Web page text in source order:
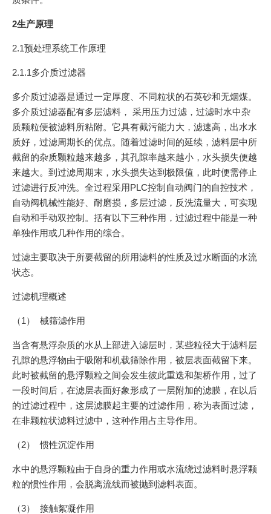
2生产原理
2.1预处理系统工作原理
2.1.1多介质过滤器
多介质过滤器是通过一定厚度、不同粒状的石英砂和无烟煤。
多介质过滤器配有多层滤料， 采用压力过滤，过滤时水中杂
质颗粒便被滤料所粘附。它具有截污能力大，滤速高，出水水
质好，过滤周期长的优点。随着过滤时间的延续，滤料层中所
截留的杂质颗粒越来越多，其孔隙率越来越小，水头损失便越
来越大。到过滤周期末，水头损失达到极限值，此时便需停止
过滤进行反冲洗。全过程采用PLC控制自动阀门的自控技术，
自动阀机械性能好、耐磨损，多层过滤，反洗流量大，可实现
自动和手动双控制。括有以下三种作用，过滤过程中能是一种
单独作用或几种作用的综合。
过滤主要取决于所要截留的所用滤料的性质及过水断面的水流
状态。
过滤机理概述
（1） 械筛滤作用
当含有悬浮杂质的水从上部进入滤层时，某些粒径大于滤料层
孔隙的悬浮物由于吸附和机载筛除作用，被层表面截留下来。
此时被截留的悬浮颗粒之间会发生彼此重迭和架桥作用，过了
一段时间后，在滤层表面好象形成了一层附加的滤膜，在以后
的过滤过程中，这层滤膜起主要的过滤作用，称为表面过滤，
在非颗粒状滤料过滤中，这种作用占主导作用。
（2） 惯性沉淀作用
水中的悬浮颗粒由于自身的重力作用或水流绕过滤料时悬浮颗
粒的惯性作用，会脱离流线而被抛到滤料表面。
（3） 接触絮凝作用